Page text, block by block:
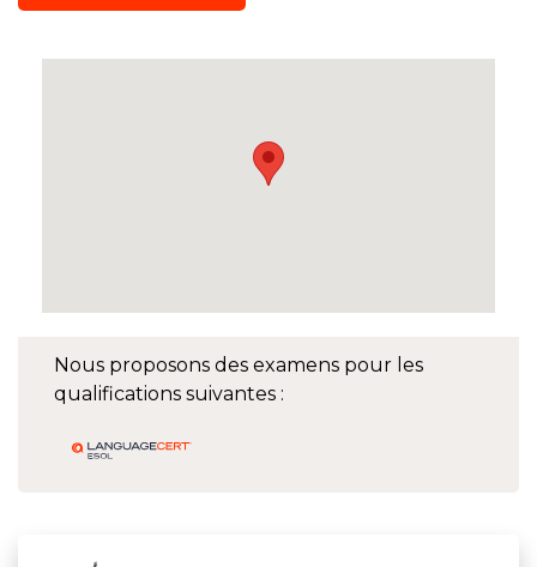
Nous proposons des examens pour les
qualifications suivantes :